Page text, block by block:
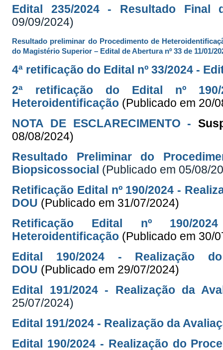
Edital 235/2024 - Resultado Final
09/09/2024)
Resultado preliminar do Procedimento de
do Magistério Superior – Edital de Abertura nº 33 de 11/01/
4ª retificação do Edital nº 33/2024 -
2ª retificação do Edital nº
Heteroidentificação (Publicado em 20/
NOTA DE ESCLARECIMENTO -
08/08/2024)
Resultado Preliminar do
Biopsicossocial (Publicado em 05/08/
Retificação Edital nº 190/2024 -
DOU (Publicado em 31/07/2024)
Retificação Edital nº 190/
Heteroidentificação (Publicado em 30/
Edital 190/2024 - Realização
DOU (Publicado em 29/07/2024)
Edital 191/2024 - Realização da
25/07/2024)
Edital 191/2024 - Realização da
Edital 190/2024 - Realização do